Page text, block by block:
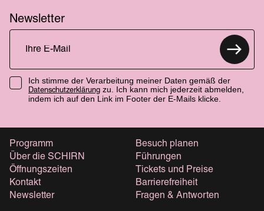
Newsletter
Ich stimme der Verarbeitung meiner Daten gemäß der
Datenschutzerklärung zu. Ich kann mich jederzeit abmelden,
indem ich auf den Link im Footer der E-Mails klicke.
Programm
Über die SCHIRN
Öffnungszeiten
Kontakt
Newsletter
Besuch planen
Führungen
Tickets und Preise
Barrierefreiheit
Fragen & Antworten